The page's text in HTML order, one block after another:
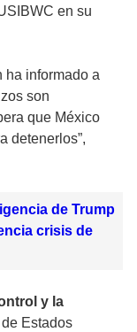
en su
ha informado a
son
que México
detenerlos”,
de Trump
crisis de
y la
Estados